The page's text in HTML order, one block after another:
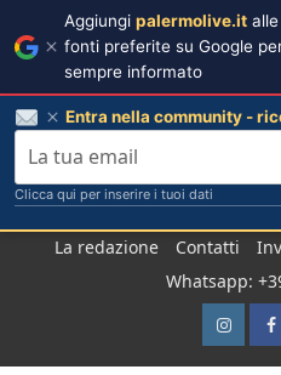
La redazione Contatti
Whatsapp:
Aggiungi palermolive.it
fonti preferite su Google
sempre informato
Entra nella community -
Clicca qui per inserire i tuoi dati